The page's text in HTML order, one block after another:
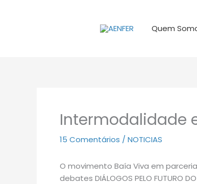
Quem
Intermodalidade
15 Comentários / NOTICIAS
O movimento Baía Viva em
debates DIÁLOGOS PELO FUTURO